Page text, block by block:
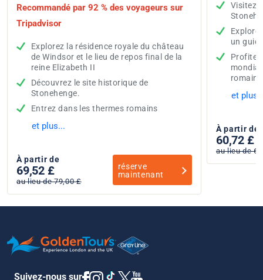
Recommandé par 92 % des voyageurs sur
Tripadvisor
Explorez la résidence royale du château
de Windsor et le lieu de repos final de la
reine Elizabeth II
Découvrez le site historique de
Stonehenge.
Entrez dans les thermes romains
et plus...
À partir de
69,52 £
au lieu de 79,00 £
réserve
maintenant
Visitez
un
mondial
et
À partir de
60,72 £
au lieu de
Suivez-nous sur